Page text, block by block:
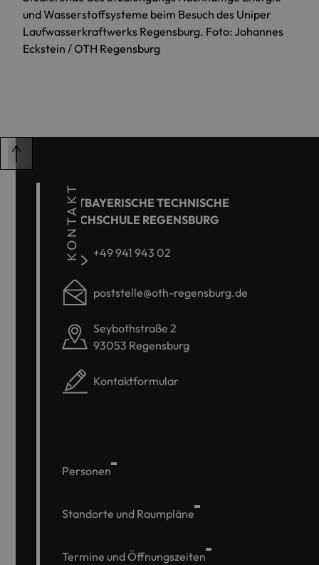
und Wasserstoffsysteme beim Besuch des Uniper
Laufwasserkraftwerks Regensburg. Foto: Johannes
Eckstein / OTH Regensburg
KONTAKT
OSTBAYERISCHE TECHNISCHE
HOCHSCHULE REGENSBURG
+49 941 943 02
poststelle@oth-regensburg.de
Seybothstraße 2
93053 Regensburg
Kontaktformular
Personen
Standorte und Raumpläne
Termine und Öffnungszeiten